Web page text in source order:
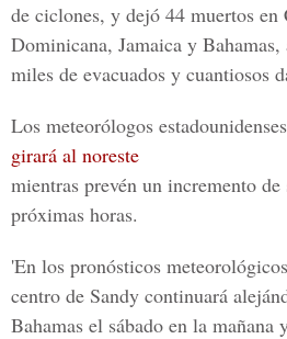
de ciclones, y dejó 44 muertos
Dominicana, Jamaica y Bahamas,
miles de evacuados y cuantiosos
Los meteorólogos
girará al noreste
mientras prevén un incremento
próximas horas.
'En los pronósticos
centro de Sandy continuará
Bahamas el sábado en la mañana